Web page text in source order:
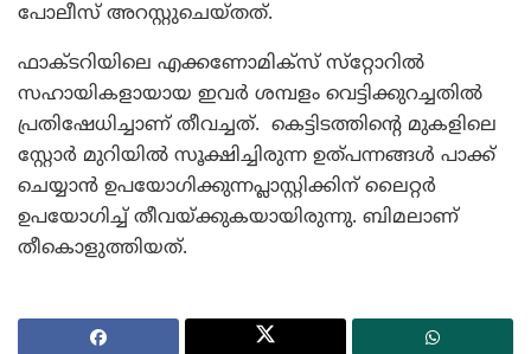
പോലീസ് അറസ്റ്റുചെയ്തത്.
ഫാക്ടറിയിലെ എക്കണോമിക്‌സ് സ്‌റ്റോറില്‍
സഹായികളായായ ഇവര്‍ ശമ്പളം വെട്ടിക്കുറച്ചതില്‍
പ്രതിഷേധിച്ചാണ് തീവച്ചത്. കെട്ടിടത്തിന്റെ മുകളിലെ
സ്റ്റോര്‍ മുറിയില്‍ സൂക്ഷിച്ചിരുന്ന ഉത്പന്നങ്ങള്‍ പാക്ക്
ചെയ്യാന്‍ ഉപയോഗിക്കുന്നപ്ലാസ്റ്റിക്കിന് ലൈറ്റര്‍
ഉപയോഗിച്ച് തീവയ്ക്കുകയായിരുന്നു. ബിമലാണ്
തീകൊളുത്തിയത്.